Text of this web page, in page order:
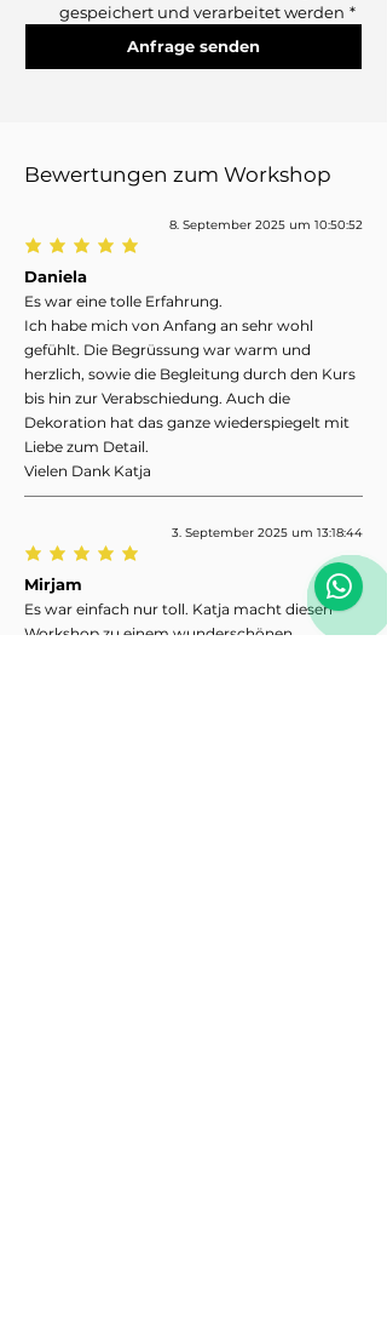
gespeichert und verarbeitet werden *
Anfrage senden
Bewertungen zum Workshop
8. September 2025 um 10:50:52
Daniela
Es war eine tolle Erfahrung.
Ich habe mich von Anfang an sehr wohl
gefühlt. Die Begrüssung war warm und
herzlich, sowie die Begleitung durch den Kurs
bis hin zur Verabschiedung. Auch die
Dekoration hat das ganze wiederspiegelt mit
Liebe zum Detail.
Vielen Dank Katja
3. September 2025 um 13:18:44
Mirjam
Es war einfach nur toll. Katja macht diesen
Workshop zu einem wunderschönen